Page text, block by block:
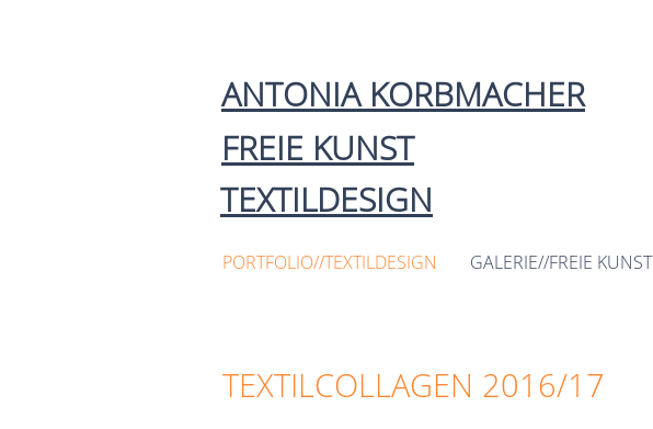
ANTONIA KORBMACHER
FREIE KUNST
TEXTILDESIGN
PORTFOLIO//TEXTILDESIGN GALERIE//FREIE KUNST
TEXTILCOLLAGEN 2016/17